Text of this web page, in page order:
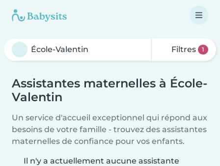
Filtres 1
Assistantes maternelles à École-
Valentin
Un service d'accueil exceptionnel qui répond aux
besoins de votre famille - trouvez des assistantes
maternelles de confiance pour vos enfants.
Il n'y a actuellement aucune assistante